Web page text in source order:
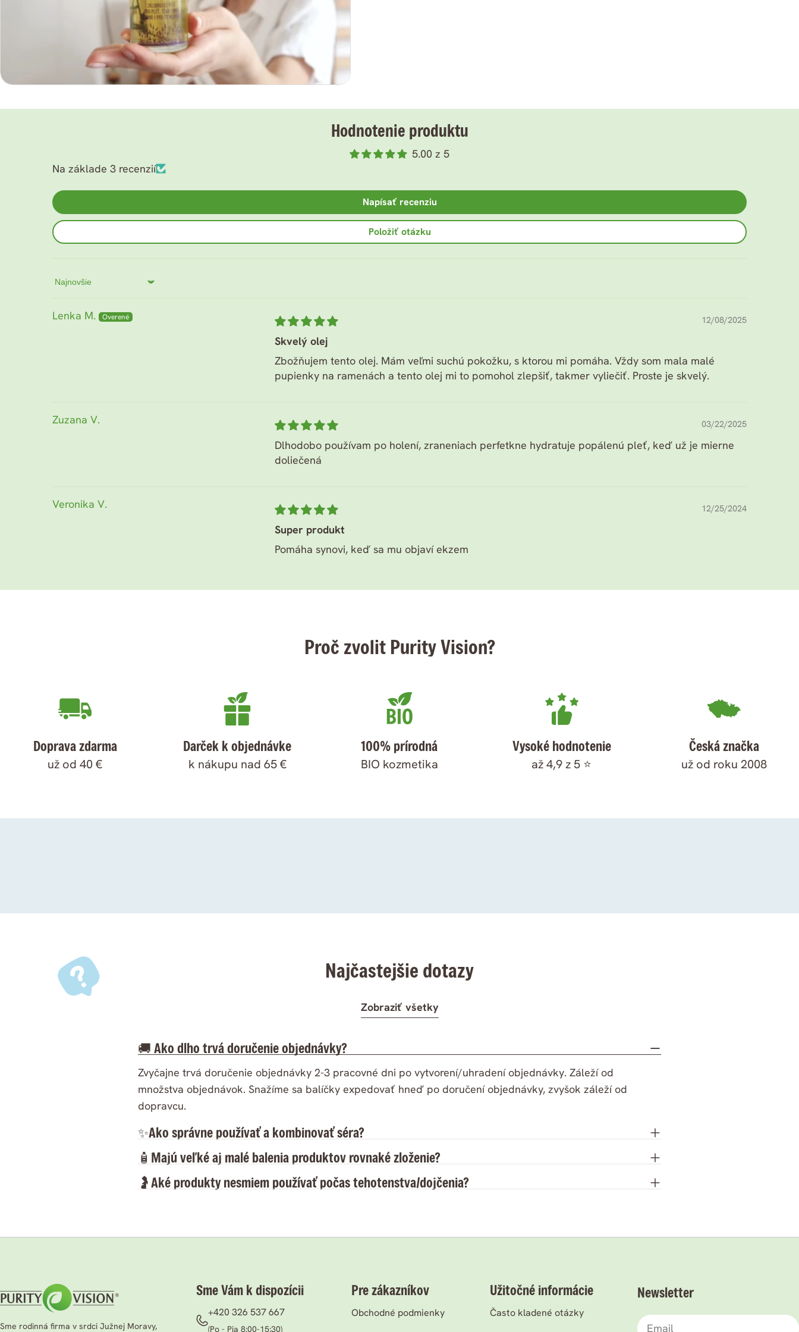
Hodnotenie produktu
5.00 z 5
Na základe 3 recenzií
Napísať recenziu
Položiť otázku
Sort by
Lenka M.
12/08/2025
Skvelý olej
Zbožňujem tento olej. Mám veľmi suchú pokožku, s ktorou mi pomáha. Vždy som mala malé
pupienky na ramenách a tento olej mi to pomohol zlepšiť, takmer vyliečiť. Proste je skvelý.
Zuzana V. 03/22/2025
Dlhodobo používam po holení, zraneniach perfetkne hydratuje popálenú pleť, keď už je mierne
doliečená
Veronika V. 12/25/2024
Super produkt
Pomáha synovi, keď sa mu objaví ekzem
Proč zvolit Purity Vision?
Doprava zdarma
už od 40 €
Darček k objednávke
k nákupu nad 65 €
100% prírodná
BIO kozmetika
Vysoké hodnotenie
až 4,9 z 5 ⭐
Česká značka
už od roku 2008
Najčastejšie dotazy
Zobraziť všetky
🚚 Ako dlho trvá doručenie objednávky?
Zvyčajne trvá doručenie objednávky 2-3 pracovné dni po vytvorení/uhradení objednávky. Záleží od
množstva objednávok. Snažíme sa balíčky expedovať hneď po doručení objednávky, zvyšok záleží od
dopravcu.
✨Ako správne používať a kombinovať séra?
🧴Majú veľké aj malé balenia produktov rovnaké zloženie?
🤰Aké produkty nesmiem používať počas tehotenstva/dojčenia?
Sme rodinná firma v srdci Južnej Moravy,
Sme Vám k dispozícii
+420 326 537 667
(Po - Pia 8:00-15:30)
Pre zákazníkov
Obchodné podmienky
Užitočné informácie
Často kladené otázky
Newsletter
Email